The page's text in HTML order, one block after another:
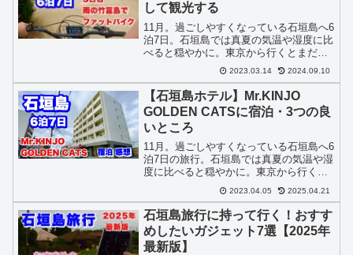
して観光する
11月。過ごしやすくなっている石垣島へ6
泊7日。石垣島では真夏の気温や湿度に比
べると穏やかに。東京から行くとまだま
だ夏を満喫できる気候。石垣島6泊7日シ
リーズをお届け。3日目は、竹富島で、フ
ァットバイクをレンタルしますが・・・
雨なんです。
2023.03.14 2024.09.10
【石垣島ホテル】Mr.KINJO
GOLDEN CATSに宿泊・3つの良
いところ
11月。過ごしやすくなっている石垣島へ6
泊7日の旅行。石垣島では真夏の気温や湿
度に比べると穏やかに。東京から行くと
まだまだ夏を満喫できる気候。石垣島6泊
7日シリーズをお届け。石垣島で宿泊した
「HOTEL Mr.KINJO GOLDEN CATS」の
感想
2023.04.05 2025.04.21
石垣島旅行に持って行く！おすす
めしたいガジェット7選【2025年
最新版】